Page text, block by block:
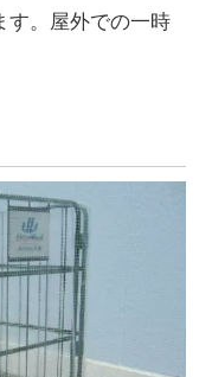
す。屋外での一時